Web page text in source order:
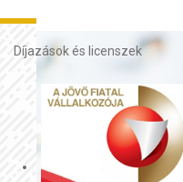
Díjazások és licenszek